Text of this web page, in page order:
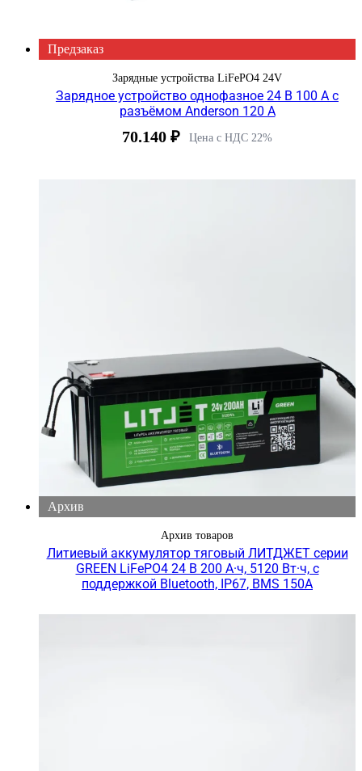
Предзаказ
Зарядные устройства LiFePO4 24V
Зарядное устройство однофазное 24 В 100 А с
разъёмом Anderson 120 A
70.140 ₽ Цена с НДС 22%
Архив
Архив товаров
Литиевый аккумулятор тяговый ЛИТДЖЕТ серии
GREEN LiFePO4 24 В 200 А·ч, 5120 Вт·ч, с
поддержкой Bluetooth, IP67, BMS 150A